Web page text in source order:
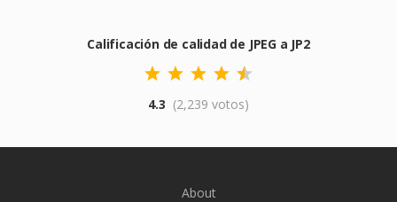
Calificación de calidad de JPEG a JP2
4.3 (2,239 votos)
About